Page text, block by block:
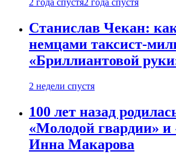
2 года спустя2 года спустя
Станислав Чекан:
немцами таксист-
«Бриллиантовой
2 недели спустя
100 лет назад
«Молодой гвардии» и
Инна Макарова